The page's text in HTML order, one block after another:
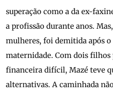
superação como a da ex-
a profissão durante anos.
mulheres, foi demitida após
maternidade. Com dois filhos
financeira difícil, Mazé teve
alternativas. A caminhada